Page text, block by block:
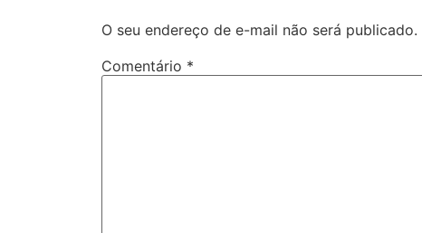
O seu endereço de e-mail não será publicado.
Comentário *